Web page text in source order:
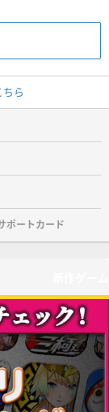
ら
ポートカード